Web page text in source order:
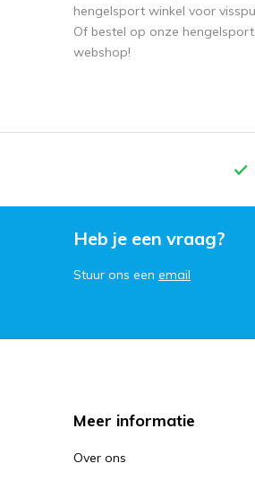
Heb je een vraag?
Stuur ons een email
Meer informatie
Over ons